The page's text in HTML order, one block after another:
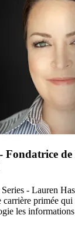
Fondatrice de
- Lauren
carrière primée
les